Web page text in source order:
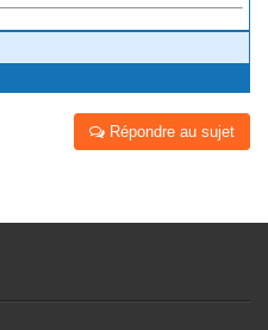
Répondre au sujet